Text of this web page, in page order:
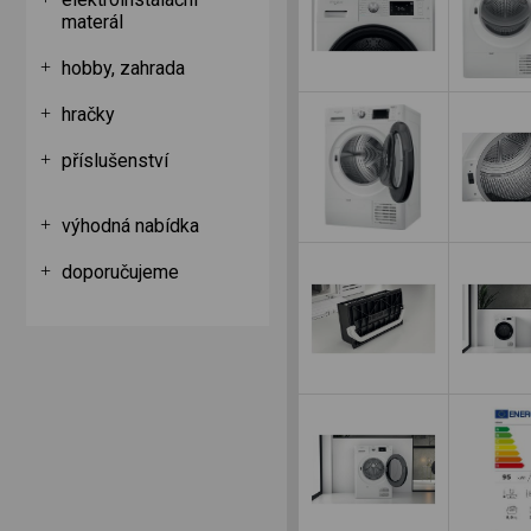
materál
hobby, zahrada
hračky
příslušenství
výhodná nabídka
doporučujeme